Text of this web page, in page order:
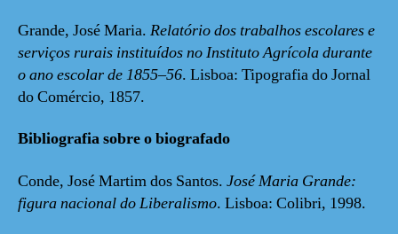
Grande, José Maria. Relatório dos trabalhos escolares e
serviços rurais instituídos no Instituto Agrícola durante
o ano escolar de 1855–56. Lisboa: Tipografia do Jornal
do Comércio, 1857.
Bibliografia sobre o biografado
Conde, José Martim dos Santos. José Maria Grande:
figura nacional do Liberalismo. Lisboa: Colibri, 1998.